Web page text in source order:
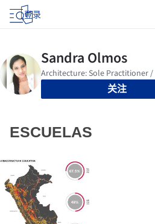
登录
关注
ESCUELAS